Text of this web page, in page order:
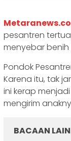
Metaranews.co
pesantren
menyebar
Pondok
Karena itu, tak
ini kerap
mengirim
BACAAN